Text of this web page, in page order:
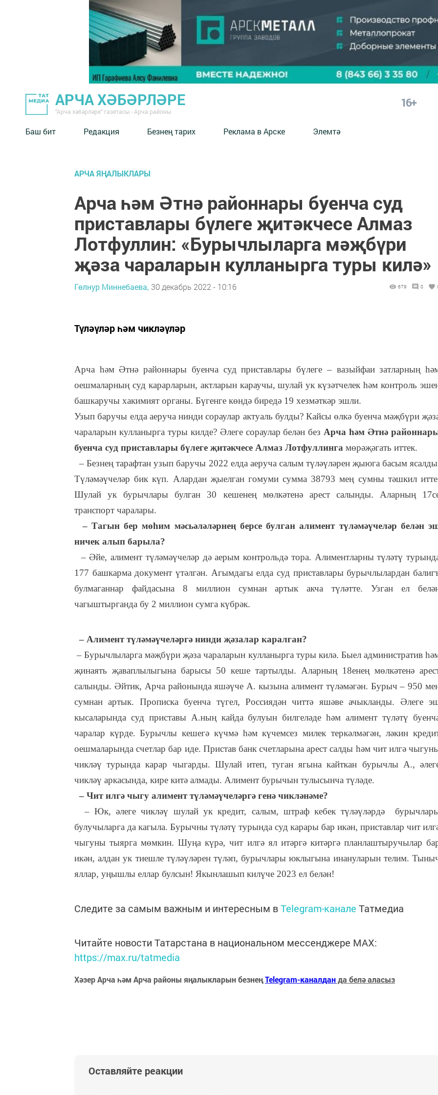
АРЧА ХӘБӘРЛӘРЕ
"Арча хәбәрләре" газетасы - Арча районы
16+
Баш бит Редакция Безнең тарих Реклама в Арске Элемтә
АРЧА ЯҢАЛЫКЛАРЫ
Арча һәм Әтнә районнары буенча суд
приставлары бүлеге җитәкчесе Алмаз
Лотфуллин: «Бурычлыларга мәҗбүри
җәза чараларын кулланырга туры килә»
Гөлнур Миннебаева, 30 декабрь 2022 - 10:16 679 0
Түләүләр һәм чикләүләр
Арча һәм Әтнә районнары буенча суд приставлары бүлеге – вазыйфаи затларның
оешмаларның суд карарларын, актларын караучы, шулай ук күзәтчелек һәм контроль
башкаручы хакимият органы. Бүгенге көндә биредә 19 хезмәткәр эшли.
Узып баручы елда аеруча нинди сораулар актуаль булды? Кайсы өлкә буенча мәҗбүри
чараларын кулланырга туры килде? Әлеге сораулар белән без Арча һәм Әтнә
буенча суд приставлары бүлеге җитәкчесе Алмаз Лотфуллинга мөрәҗәгать иттек.
– Безнең тарафтан узып баручы 2022 елда аеруча салым түләүләрен җыюга басым
Түләмәүчеләр бик күп. Алардан җыелган гомуми сумма 38793 мең сумны тәшкил
Шулай ук бурычлары булган 30 кешенең мөлкәтенә арест салынды. Аларның
транспорт чаралары.
– Тагын бер мөһим мәсьәләләрнең берсе булган алимент түләмәүчеләр белән
ничек алып барыла?
– Әйе, алимент түләмәүчеләр дә аерым контрольдә тора. Алиментларны түләтү
177 башкарма документ үтәлгән. Агымдагы елда суд приставлары бурычлылардан
булмаганнар файдасына 8 миллион сумнан артык акча түләтте. Узган ел
чагыштырганда бу 2 миллион сумга күбрәк.
– Алимент түләмәүчеләргә нинди җәзалар каралган?
– Бурычлыларга мәҗбүри җәза чараларын кулланырга туры килә. Быел административ
җинаять җаваплылыгына барысы 50 кеше тартылды. Аларның 18енең мөлкәтенә
салынды. Әйтик, Арча районында яшәүче А. кызына алимент түләмәгән. Бурыч – 950
сумнан артык. Прописка буенча түгел, Россиядән читтә яшәве ачыкланды. Әлеге
кысаларында суд приставы А.ның кайда булуын билгеләде һәм алимент түләтү
чаралар күрде. Бурычлы кешегә күчмә һәм күчемсез милек теркәлмәгән, ләкин
оешмаларында счетлар бар иде. Пристав банк счетларына арест салды һәм чит илгә
чикләү турында карар чыгарды. Шулай итеп, туган ягына кайткан бурычлы А.,
чикләү аркасында, кире китә алмады. Алимент бурычын тулысынча түләде.
– Чит илгә чыгу алимент түләмәүчеләргә генә чикләнәме?
– Юк, әлеге чикләү шулай ук кредит, салым, штраф кебек түләүләрдә
булучыларга да кагыла. Бурычны түләтү турында суд карары бар икән, приставлар чит
чыгуны тыярга мөмкин. Шуңа күрә, чит илгә ял итәргә китәргә планлаштыручылар
икән, алдан ук тиешле түләүләрен түләп, бурычлары юклыгына инануларын телим.
яллар, уңышлы еллар булсын! Якынлашып килүче 2023 ел белән!
Следите за самым важным и интересным вTelegram-канале Татмедиа
Читайте новости Татарстана в национальном мессенджере MАХ:
https://max.ru/tatmedia
Хәзер Арча һәм Арча районы яңалыкларын безнеңTelegram-каналданда белә аласыз
Оставляйте реакции